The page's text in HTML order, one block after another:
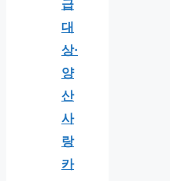
급
대
상·
양
산
사
랑
카